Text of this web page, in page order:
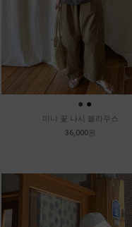
● ●
미니 꽃 나시 블라우스
36,000원